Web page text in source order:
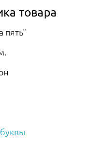
товара
пять"